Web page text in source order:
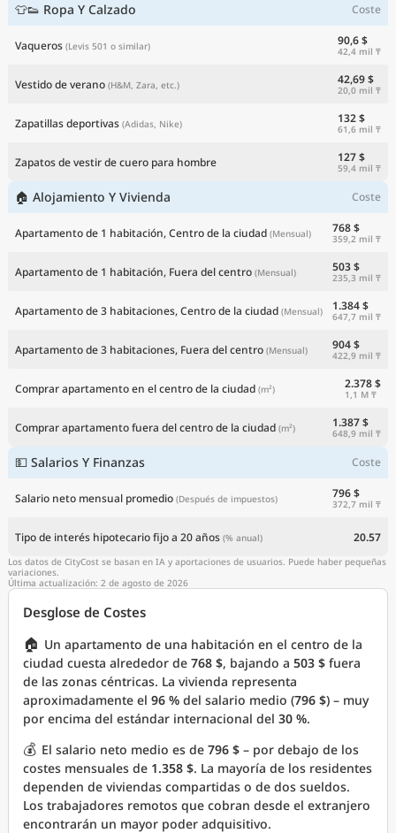
👕👟 Ropa Y Calzado Coste
Vaqueros (Levis 501 o similar) 90,6 $
42,4 mil ₸
Vestido de verano (H&M, Zara, etc.) 42,69 $
20,0 mil ₸
Zapatillas deportivas (Adidas, Nike) 132 $
61,6 mil ₸
Zapatos de vestir de cuero para hombre 127 $
59,4 mil ₸
🏠 Alojamiento Y Vivienda Coste
Apartamento de 1 habitación, Centro de la ciudad (Mensual) 768 $
359,2 mil ₸
Apartamento de 1 habitación, Fuera del centro (Mensual) 503 $
235,3 mil ₸
Apartamento de 3 habitaciones, Centro de la ciudad (Mensual) 1.384 $
647,7 mil ₸
Apartamento de 3 habitaciones, Fuera del centro (Mensual) 904 $
422,9 mil ₸
Comprar apartamento en el centro de la ciudad (m²) 2.378 $
1,1 M ₸
Comprar apartamento fuera del centro de la ciudad (m²) 1.387 $
648,9 mil ₸
💵 Salarios Y Finanzas Coste
Salario neto mensual promedio (Después de impuestos) 796 $
372,7 mil ₸
Tipo de interés hipotecario fijo a 20 años (% anual) 20.57
Los datos de CityCost se basan en IA y aportaciones de usuarios. Puede haber pequeñas
variaciones.
Última actualización: 2 de agosto de 2026
Desglose de Costes
🏠 Un apartamento de una habitación en el centro de la
ciudad cuesta alrededor de 768 $, bajando a 503 $ fuera
de las zonas céntricas. La vivienda representa
aproximadamente el 96 % del salario medio (796 $) – muy
por encima del estándar internacional del 30 %.
💰 El salario neto medio es de 796 $ – por debajo de los
costes mensuales de 1.358 $. La mayoría de los residentes
dependen de viviendas compartidas o de dos sueldos.
Los trabajadores remotos que cobran desde el extranjero
encontrarán un mayor poder adquisitivo.